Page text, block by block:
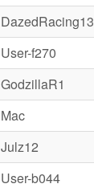
DazedRacing13
User-f270
GodzillaR1
Mac
Julz12
User-b044